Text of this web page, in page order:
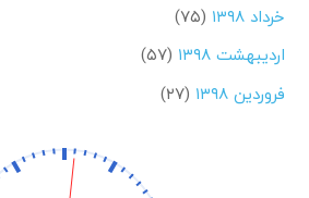
خرداد ۱۳۹۸
(۷۵)
اردیبهشت ۱۳۹۸
(۵۷)
فروردین ۱۳۹۸
(۲۷)